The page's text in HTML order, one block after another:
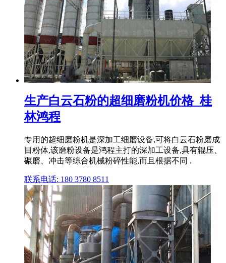
生产白云石粉的超细磨粉机价格_桂
林鸿程
专用的超细磨粉机是深加工细磨设备,可将白云石粉磨成
目粉体,该磨粉设备是鸿程主打的深加工设备,具有辊压、
碾磨、冲击等综合机械粉碎性能,而且根据不同 .
联系电话: 180 3780 8511